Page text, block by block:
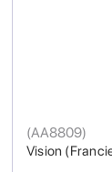
Vision
(AA8809)